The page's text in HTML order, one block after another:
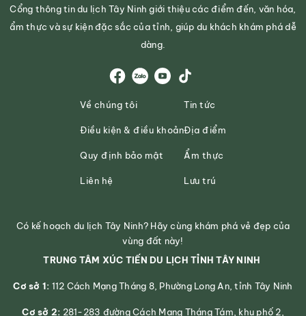
Cổng thông tin du lịch Tây Ninh giới thiệu các điểm đến, văn hóa,
ẩm thực và sự kiện đặc sắc của tỉnh, giúp du khách khám phá dễ
dàng.
Về chúng tôi
Điều kiện & điều khoản
Quy định bảo mật
Liên hệ
Tin tức
Địa điểm
Ẩm thực
Lưu trú
Có kế hoạch du lịch Tây Ninh? Hãy cùng khám phá vẻ đẹp của
vùng đất này!
TRUNG TÂM XÚC TIẾN DU LỊCH TỈNH TÂY NINH
Cơ sở 1: 112 Cách Mạng Tháng 8, Phường Long An, tỉnh Tây Ninh
Cơ sở 2: 281-283 đường Cách Mạng Tháng Tám, khu phố 2,